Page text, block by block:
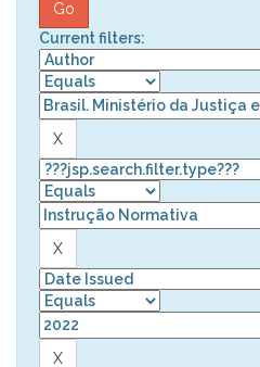
Current filters: